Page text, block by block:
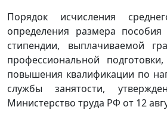
Порядок исчисления
определения размера
стипендии, выплачиваемой
профессиональной
повышения квалификации по
службы занятости,
Министерство труда РФ от 12